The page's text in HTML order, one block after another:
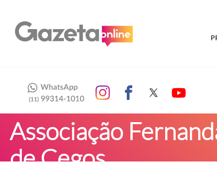
Associação
de Cegos